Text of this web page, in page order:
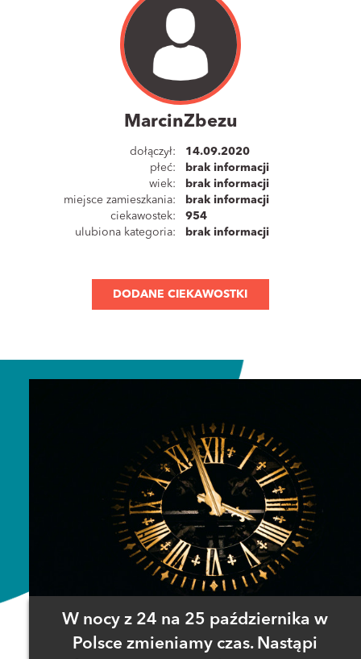
MarcinZbezu
dołączył:
14.09.2020
płeć:
brak informacji
wiek:
brak informacji
miejsce zamieszkania:
brak informacji
ciekawostek:
954
ulubiona kategoria:
brak informacji
DODANE CIEKAWOSTKI
W nocy z 24 na 25 października w
Polsce zmieniamy czas. Nastąpi